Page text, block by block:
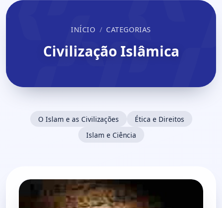
INÍCIO CATEGORIAS
Civilização Islâmica
O Islam e as Civilizações
Ética e Direitos
Islam e Ciência